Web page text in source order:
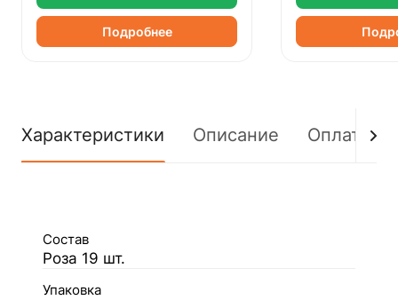
Подробнее
Характеристики Описание Оплата
Состав
Роза 19 шт.
Упаковка